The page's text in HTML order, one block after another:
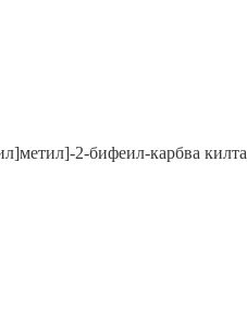
2-бифеил-карбва килта